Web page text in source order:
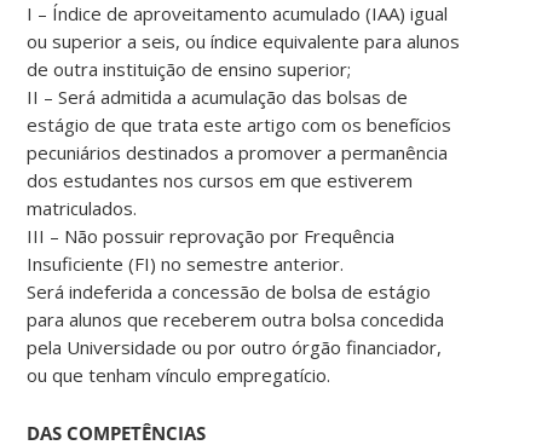
I – Índice de aproveitamento acumulado (IAA) igual
ou superior a seis, ou índice equivalente para alunos
de outra instituição de ensino superior;
II – Será admitida a acumulação das bolsas de
estágio de que trata este artigo com os benefícios
pecuniários destinados a promover a permanência
dos estudantes nos cursos em que estiverem
matriculados.
III – Não possuir reprovação por Frequência
Insuficiente (FI) no semestre anterior.
Será indeferida a concessão de bolsa de estágio
para alunos que receberem outra bolsa concedida
pela Universidade ou por outro órgão financiador,
ou que tenham vínculo empregatício.
DAS COMPETÊNCIAS